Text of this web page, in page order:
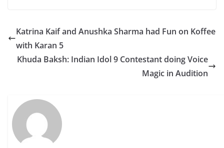
Katrina Kaif and Anushka Sharma had Fun on Koffee
with Karan 5
Khuda Baksh: Indian Idol 9 Contestant doing Voice
Magic in Audition